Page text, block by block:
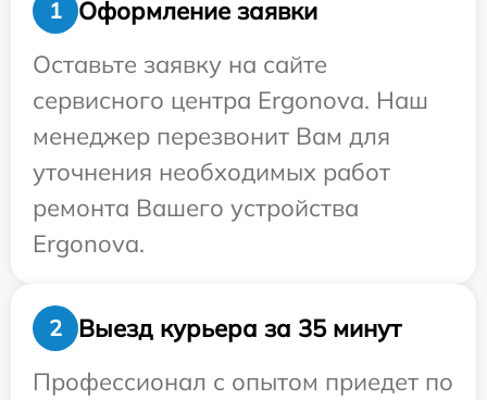
1
Оформление заявки
Оставьте заявку на сайте
сервисного центра Ergonova. Наш
менеджер перезвонит Вам для
уточнения необходимых работ
ремонта Вашего устройства
Ergonova.
2
Выезд курьера за 35 минут
Профессионал с опытом приедет по